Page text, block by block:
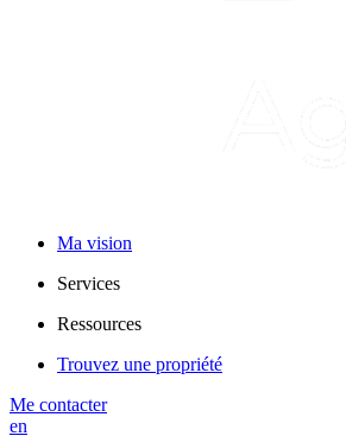
Ma vision
Services
Ressources
Trouvez une propriété
Me contacter
en